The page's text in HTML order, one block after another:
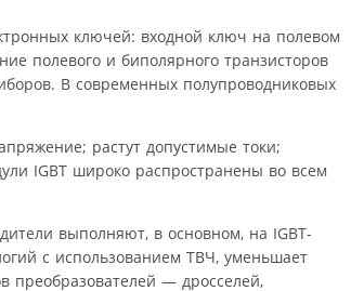
ключей: входной ключ на полевом
полевого и биполярного транзисторов
В современных полупроводниковых
растут допустимые токи;
IGBT широко распространены во всем
выполняют, в основном, на IGBT-
с использованием ТВЧ, уменьшает
преобразователей — дросселей,